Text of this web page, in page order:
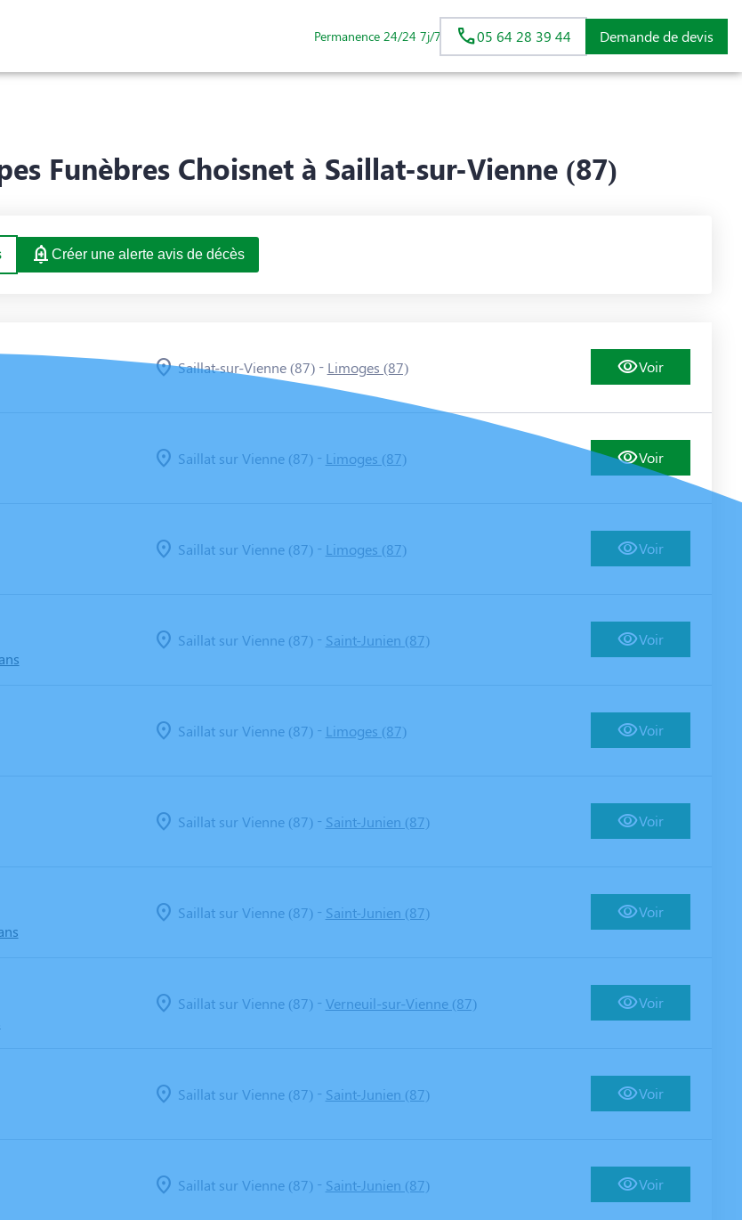
Permanence 24/24 7j/7 05 64 28 39 44 Demande de devis
Funèbres Choisnet à Saillat-sur-Vienne (87)
Créer une alerte avis de décès
Saillat-sur-Vienne (87)- Limoges (87) Voir
Saillat sur Vienne (87)- Limoges (87) Voir
Saillat sur Vienne (87)- Limoges (87) Voir
Saillat sur Vienne (87)- Saint-Junien (87) Voir
Saillat sur Vienne (87)- Limoges (87) Voir
Saillat sur Vienne (87)- Saint-Junien (87) Voir
Saillat sur Vienne (87)- Saint-Junien (87) Voir
Saillat sur Vienne (87)- Verneuil-sur-Vienne (87) Voir
Saillat sur Vienne (87)- Saint-Junien (87) Voir
Saillat sur Vienne (87)- Saint-Junien (87) Voir